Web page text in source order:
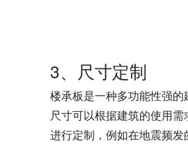
3、尺寸定制
楼承板是一种多功能性强
尺寸可以根据建筑的使用
进行定制，例如在地震频